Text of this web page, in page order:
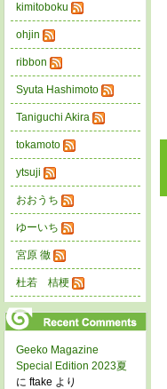
kimitoboku
ohjin
ribbon
Syuta Hashimoto
Taniguchi Akira
tokamoto
ytsuji
おおうち
ゆーいち
宮原 徹
杜若 桔梗
Geeko Magazine
Special Edition 2023夏
に ftake より